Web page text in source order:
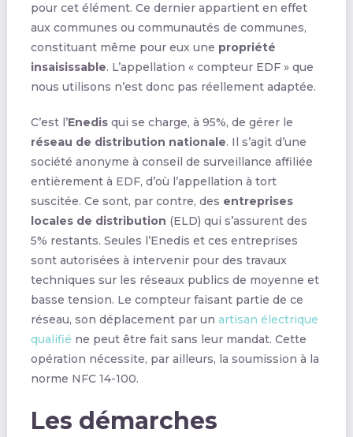
pour cet élément. Ce dernier appartient en effet
aux communes ou communautés de communes,
constituant même pour eux une propriété
insaisissable. L’appellation « compteur EDF » que
nous utilisons n’est donc pas réellement adaptée.
C’est l’Enedis qui se charge, à 95%, de gérer le
réseau de distribution nationale. Il s’agit d’une
société anonyme à conseil de surveillance affiliée
entièrement à EDF, d’où l’appellation à tort
suscitée. Ce sont, par contre, des entreprises
locales de distribution (ELD) qui s’assurent des
5% restants. Seules l’Enedis et ces entreprises
sont autorisées à intervenir pour des travaux
techniques sur les réseaux publics de moyenne et
basse tension. Le compteur faisant partie de ce
réseau, son déplacement par un artisan électrique
qualifié ne peut être fait sans leur mandat. Cette
opération nécessite, par ailleurs, la soumission à la
norme NFC 14-100.
Les démarches